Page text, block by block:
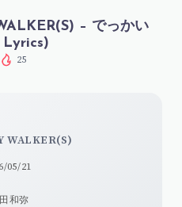
– でっかい
Lyrics)
25
WALKER(S)
05/21
和弥